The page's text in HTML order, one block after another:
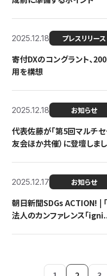
2025.12.18 プレスリリース
寄付DXのコングラント、
用を構想
2025.12.18 お知らせ
代表佐藤が「第5回マルチセ
友会ほか共催）に登壇しま
2025.12.17 お知らせ
朝日新聞SDGs ACTION! |
法人のカンファレンス「